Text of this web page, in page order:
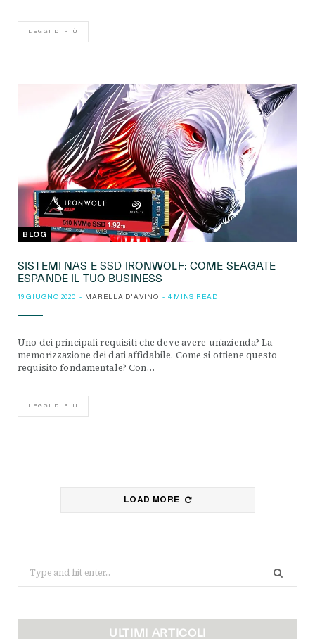
LEGGI DI PIÙ
BLOG
SISTEMI NAS E SSD IRONWOLF: COME SEAGATE
ESPANDE IL TUO BUSINESS
19 GIUGNO 2020 MARELLA D'AVINO 4 MINS READ
Uno dei principali requisiti che deve avere un’azienda? La
memorizzazione dei dati affidabile. Come si ottiene questo
requisito fondamentale? Con…
LEGGI DI PIÙ
LOAD MORE
Search
for:
ULTIMI ARTICOLI